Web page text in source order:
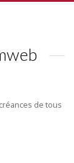
de tous